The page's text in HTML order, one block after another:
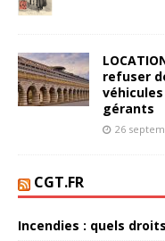
refuser
gérants
26
CGT.FR
Incendies : quels